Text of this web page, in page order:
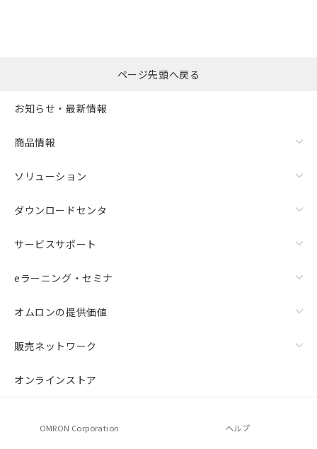
ページ先頭へ戻る
お知らせ・最新情報
商品情報
ソリューション
ダウンロードセンタ
サービスサポート
eラーニング・セミナ
オムロンの提供価値
販売ネットワーク
オンラインストア
OMRON Corporation ヘルプ